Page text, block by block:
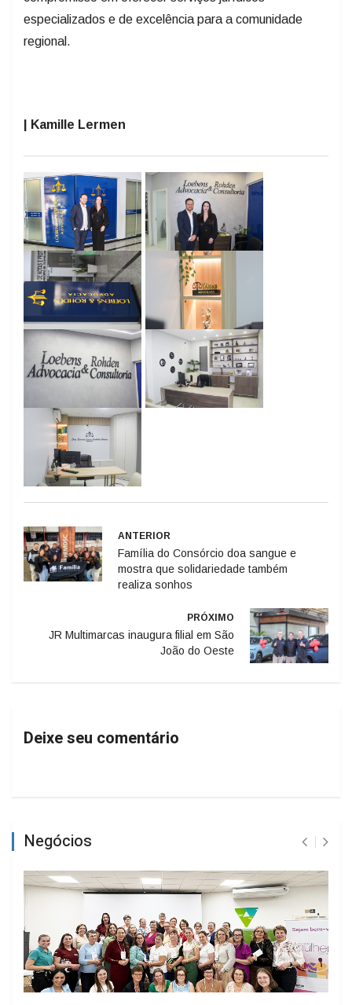
especializados e de excelência para a comunidade
regional.
| Kamille Lermen
ANTERIOR
Família do Consórcio doa sangue e
mostra que solidariedade também
realiza sonhos
PRÓXIMO
JR Multimarcas inaugura filial em São
João do Oeste
Deixe seu comentário
Negócios